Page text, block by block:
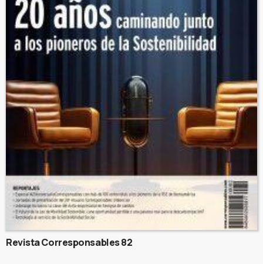
Revista Corresponsables 82